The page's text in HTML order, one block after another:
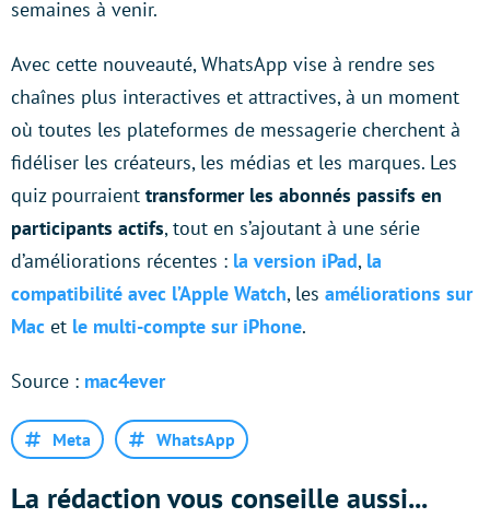
semaines à venir.
Avec cette nouveauté, WhatsApp vise à rendre ses
chaînes plus interactives et attractives, à un moment
où toutes les plateformes de messagerie cherchent à
fidéliser les créateurs, les médias et les marques. Les
quiz pourraient transformer les abonnés passifs en
participants actifs, tout en s’ajoutant à une série
d’améliorations récentes : la version iPad, la
compatibilité avec l’Apple Watch, les améliorations sur
Mac et le multi-compte sur iPhone.
Source : mac4ever
Meta WhatsApp
La rédaction vous conseille aussi...